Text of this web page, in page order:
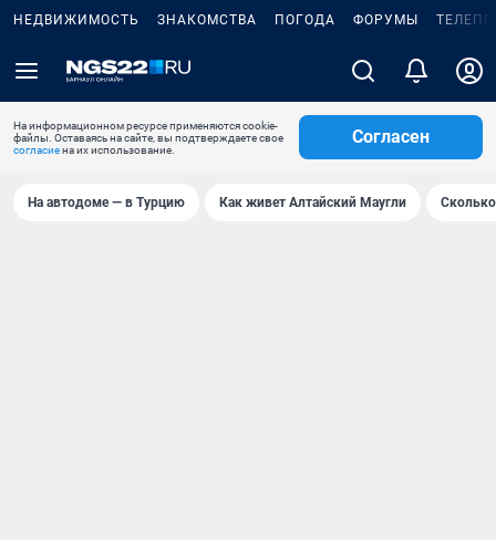
НЕДВИЖИМОСТЬ ЗНАКОМСТВА ПОГОДА ФОРУМЫ
На информационном ресурсе применяются cookie-
файлы. Оставаясь на сайте, вы подтверждаете свое
согласиена их использование.
Согласен
На автодоме — в Турцию Как живет Алтайский Маугли